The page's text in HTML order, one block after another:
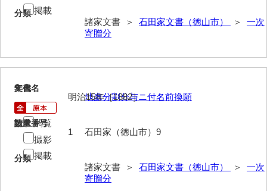
岡田学収集史料
岡本家文書（周防大島町）
尾崎家文書
尾崎家文書（防府市）
分類
諸家文書 ＞ 石田家文書（徳山市） ＞ 一次
寄贈分
掲載
9
文書名
地處分割分与ニ付名前換願
請求番号
石田家（徳山市）9
分類
諸家文書 ＞ 石田家文書（徳山市） ＞ 一次
寄贈分
年代
明治15年［1882］
数量
1
閲覧
撮影
掲載